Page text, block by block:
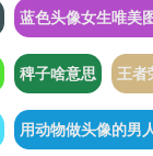
蓝色头像女生唯美
稗子啥意思 王者
用动物做头像的男